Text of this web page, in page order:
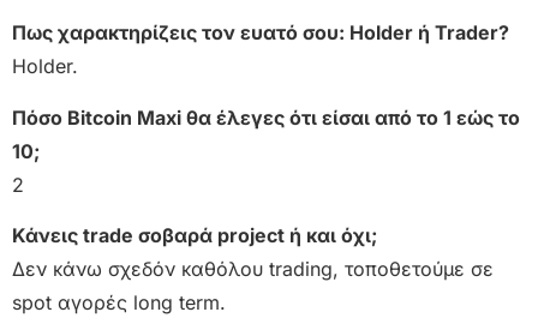
Πως χαρακτηρίζεις τον ευατό σου: Holder ή Trader?
Holder.
Πόσο Bitcoin Maxi θα έλεγες ότι είσαι από το 1 εώς το
10;
2
Κάνεις trade σοβαρά project ή και όχι;
Δεν κάνω σχεδόν καθόλου trading, τοποθετούμε σε
spot αγορές long term.